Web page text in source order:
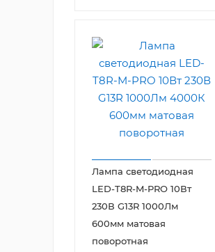
Лампа светодиодная
LED-T8R-M-PRO 10Вт
230В G13R 1000Лм
600мм матовая
поворотная